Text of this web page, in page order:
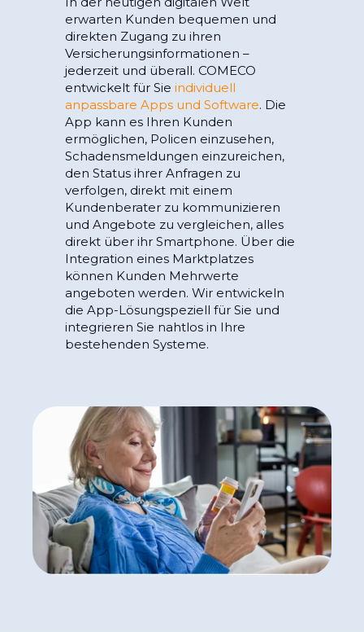
erwarten Kunden bequemen und
direkten Zugang zu ihren
Versicherungsinformationen –
jederzeit und überall. COMECO
entwickelt für Sie individuell
anpassbare Apps und Software. Die
App kann es Ihren Kunden
ermöglichen, Policen einzusehen,
Schadensmeldungen einzureichen,
den Status ihrer Anfragen zu
verfolgen, direkt mit einem
Kundenberater zu kommunizieren
und Angebote zu vergleichen, alles
direkt über ihr Smartphone. Über die
Integration eines Marktplatzes
können Kunden Mehrwerte
angeboten werden. Wir entwickeln
die App-Lösungspeziell für Sie und
integrieren Sie nahtlos in Ihre
bestehenden Systeme.